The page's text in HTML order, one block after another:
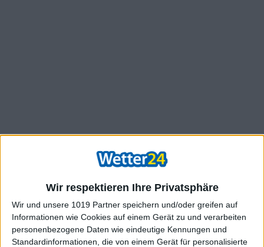
Wir respektieren Ihre Privatsphäre
Wir und unsere 1019 Partner speichern und/oder greifen auf
Informationen wie Cookies auf einem Gerät zu und verarbeiten
personenbezogene Daten wie eindeutige Kennungen und
Standardinformationen, die von einem Gerät für personalisierte